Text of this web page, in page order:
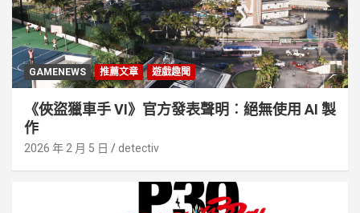
GAMENEWS 推薦文章 遊戲趣聞
《俠盜獵車手 VI》官方發表聲明︰絕無使用 AI 製
作
2026 年 2 月 5 日 detectiv